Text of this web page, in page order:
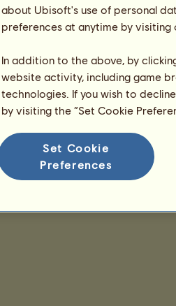
about Ubisoft's use of personal
preferences at anytime by
In addition to the above, by
website activity, including game
technologies. If you wish to
by visiting the “Set Cookie
Set Cookie
Preferences